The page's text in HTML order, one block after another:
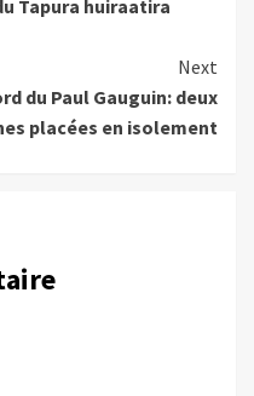
Tapura huiraatira
Next
du Paul Gauguin: deux
placées en isolement